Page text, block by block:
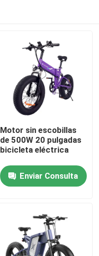
Motor sin escobillas
de 500W 20 pulgadas
bicicleta eléctrica
Enviar Consulta